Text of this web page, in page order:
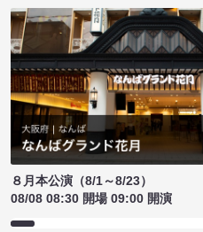
８月本公演（8/1～8/23）
08/08 08:30 開場 09:00 開演